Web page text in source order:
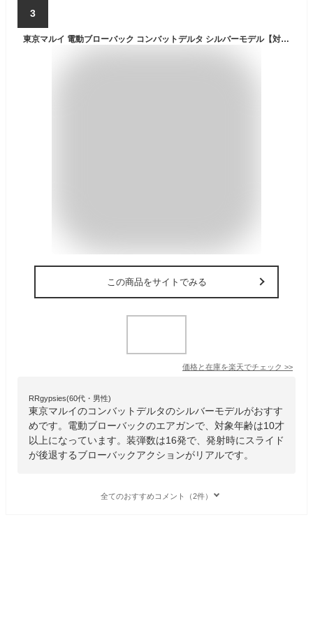
3
東京マルイ 電動ブローバック コンバットデルタ シルバーモデル【対象年令 10才以上用】 エアガン
この商品をサイトでみる
価格と在庫を楽天でチェック >>
RRgypsies(60代・男性)
東京マルイのコンバットデルタのシルバーモデルがおすす
めです。電動ブローバックのエアガンで、対象年齢は10才
以上になっています。装弾数は16発で、発射時にスライド
が後退するブローバックアクションがリアルです。
全てのおすすめコメント（2件）